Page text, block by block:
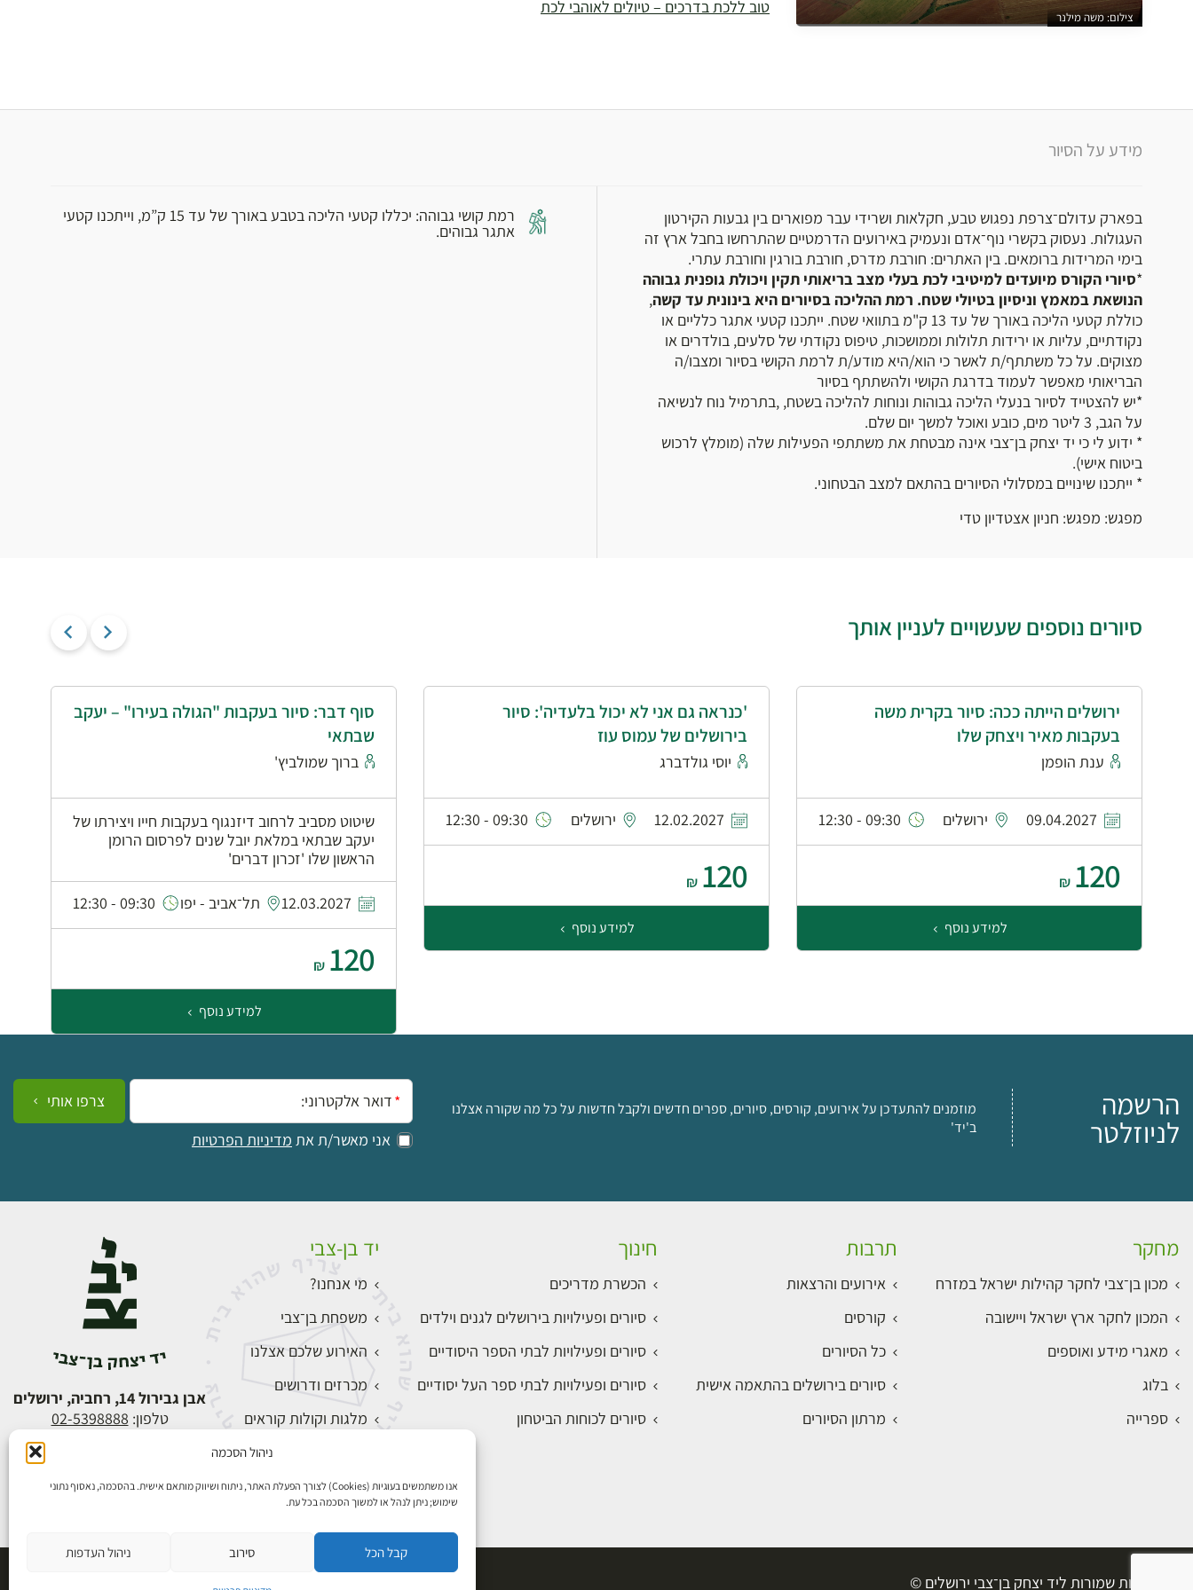
ניהול הסכמה
אנו משתמשים בעוגיות (Cookies) לצורך הפעלת האתר, ניתוח ושיווק מותאם אישית. בהסכמה, נאסוף נתוני
שימוש; ניתן לנהל או למשוך הסכמה בכל עת.
קבל הכל סירוב ניהול העדפות
צילום: משה מילנר
טוב ללכת בדרכים – טיולים לאוהבי לכת
מידע על הסיור
בפארק עדולם־צרפת נפגוש טבע, חקלאות ושרידי עבר מפוארים בין גבעות הקירטון
העגולות. נעסוק בקשרי נוף־אדם ונעמיק באירועים הדרמטיים שהתרחשו בחבל ארץ זה
בימי המרידות ברומאים. בין האתרים: חורבת מדרס, חורבת בורגין וחורבת עתרי.
*סיורי הקורס מיועדים למיטיבי לכת בעלי מצב בריאותי תקין ויכולת גופנית גבוהה
הנושאת במאמץ וניסיון בטיולי שטח. רמת ההליכה בסיורים היא בינונית עד קשה,
כוללת קטעי הליכה באורך של עד 13 ק"מ בתוואי שטח. ייתכנו קטעי אתגר כלליים או
נקודתיים, עליות או ירידות תלולות וממושכות, טיפוס נקודתי של סלעים, בולדרים או
מצוקים. על כל משתתף/ת לאשר כי הוא/היא מודע/ת לרמת הקושי בסיור ומצבו/ה
הבריאותי מאפשר לעמוד בדרגת הקושי ולהשתתף בסיור
*יש להצטייד לסיור בנעלי הליכה גבוהות ונוחות להליכה בשטח, ,בתרמיל נוח לנשיאה
על הגב, 3 ליטר מים, כובע ואוכל למשך יום שלם.
* ידוע לי כי יד יצחק בן־צבי אינה מבטחת את משתתפי הפעילות שלה (מומלץ לרכוש
ביטוח אישי).
* ייתכנו שינויים במסלולי הסיורים בהתאם למצב הבטחוני.
מפגש: מפגש: חניון אצטדיון טדי
רמת קושי גבוהה: יכללו קטעי הליכה בטבע באורך של עד 15 ק”מ, וייתכנו קטעי
אתגר גבוהים.
סיורים נוספים שעשויים לעניין אותך
ירושלים הייתה ככה: סיור בקרית משה
בעקבות מאיר ויצחק שלו
ענת הופמן
09.04.2027 ירושלים 09:30 - 12:30
120
₪
למידע נוסף
'כנראה גם אני לא יכול בלעדיה': סיור
בירושלים של עמוס עוז
יוסי גולדברג
12.02.2027 ירושלים 09:30 - 12:30
120
₪
למידע נוסף
סוף דבר: סיור בעקבות "הגולה בעירו" – יעקב
שבתאי
ברוך שמולביץ'
שיטוט מסביב לרחוב דיזנגוף בעקבות חייו ויצירתו של
יעקב שבתאי במלאת יובל שנים לפרסום הרומן
הראשון שלו 'זכרון דברים'
12.03.2027 תל־אביב - יפו 09:30 - 12:30
120
₪
למידע נוסף
הרשמה
לניוזלטר
מוזמנים להתעדכן על אירועים, קורסים, סיורים, ספרים חדשים ולקבל חדשות על כל מה שקורה אצלנו
ב'יד'
אימייל:
אני מאשר/ת את מדיניות הפרטיות
צרפו אותי
מחקר
מכון בן־צבי לחקר קהילות ישראל במזרח
המכון לחקר ארץ ישראל ויישובה
מאגרי מידע ואוספים
בלוג
ספרייה
תרבות
אירועים והרצאות
קורסים
כל הסיורים
סיורים בירושלים בהתאמה אישית
מרתון הסיורים
חינוך
הכשרת מדריכים
סיורים ופעילויות בירושלים לגנים וילדים
סיורים ופעילויות לבתי הספר היסודיים
סיורים ופעילויות לבתי ספר העל יסודיים
סיורים לכוחות הביטחון
יד בן-צבי
מי אנחנו?
משפחת בן־צבי
האירוע שלכם אצלנו
מכרזים ודרושים
מלגות וקולות קוראים
התחברות
אבן גבירול 14, רחביה, ירושלים
טלפון: 02-5398888
כל הזכויות שמורות ליד יצחק בן־צבי ירושלים ©